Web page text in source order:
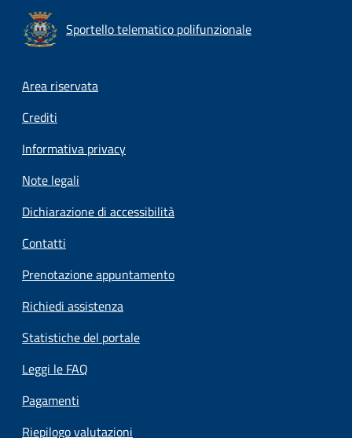
Sportello telematico polifunzionale
Footer menu
Area riservata
Crediti
Informativa privacy
Note legali
Dichiarazione di accessibilità
Contatti
Prenotazione appuntamento
Richiedi assistenza
Statistiche del portale
Leggi le FAQ
Pagamenti
Riepilogo valutazioni